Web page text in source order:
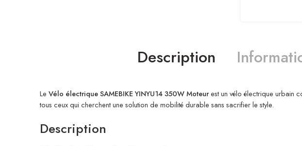
Description
Le Vélo électrique SAMEBIKE YINYU14 350W Moteurest un vélo électrique urbain
tous ceux qui cherchent une solution de mobilité durable sans sacrifier le style.
Description